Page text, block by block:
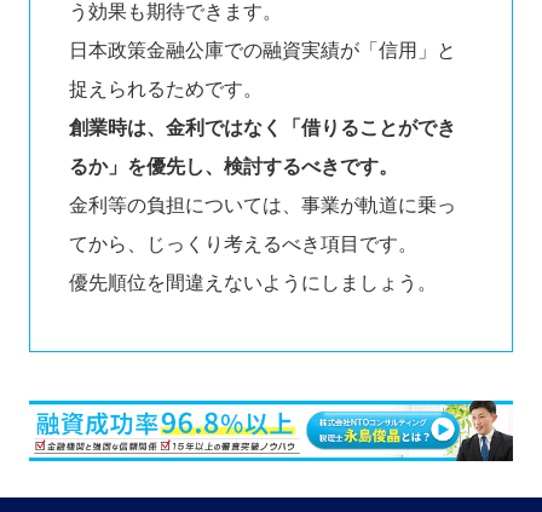
う効果も期待できます。
日本政策金融公庫での融資実績が「信用」と
捉えられるためです。
創業時は、金利ではなく「借りることができ
るか」を優先し、検討するべきです。
金利等の負担については、事業が軌道に乗っ
てから、じっくり考えるべき項目です。
優先順位を間違えないようにしましょう。